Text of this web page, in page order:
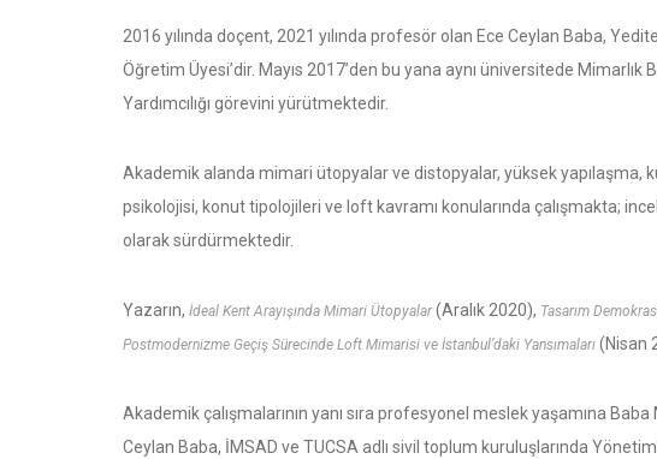
2016 yılında doçent, 2021 yılında profesör olan Ece Ceylan Baba,
Öğretim Üyesi’dir. Mayıs 2017’den bu yana aynı üniversitede Mimarlık
Yardımcılığı görevini yürütmektedir.
Akademik alanda mimari ütopyalar ve distopyalar, yüksek yapılaşma,
psikolojisi, konut tipolojileri ve loft kavramı konularında çalışmakta;
olarak sürdürmektedir.
Yazarın, İdeal Kent Arayışında Mimari Ütopyalar (Aralık 2020), Tasarım
Postmodernizme Geçiş Sürecinde Loft Mimarisi ve İstanbul’daki Yansımaları (Nisan
Akademik çalışmalarının yanı sıra profesyonel meslek yaşamına
Ceylan Baba, İMSAD ve TUCSA adlı sivil toplum kuruluşlarında Yönetim